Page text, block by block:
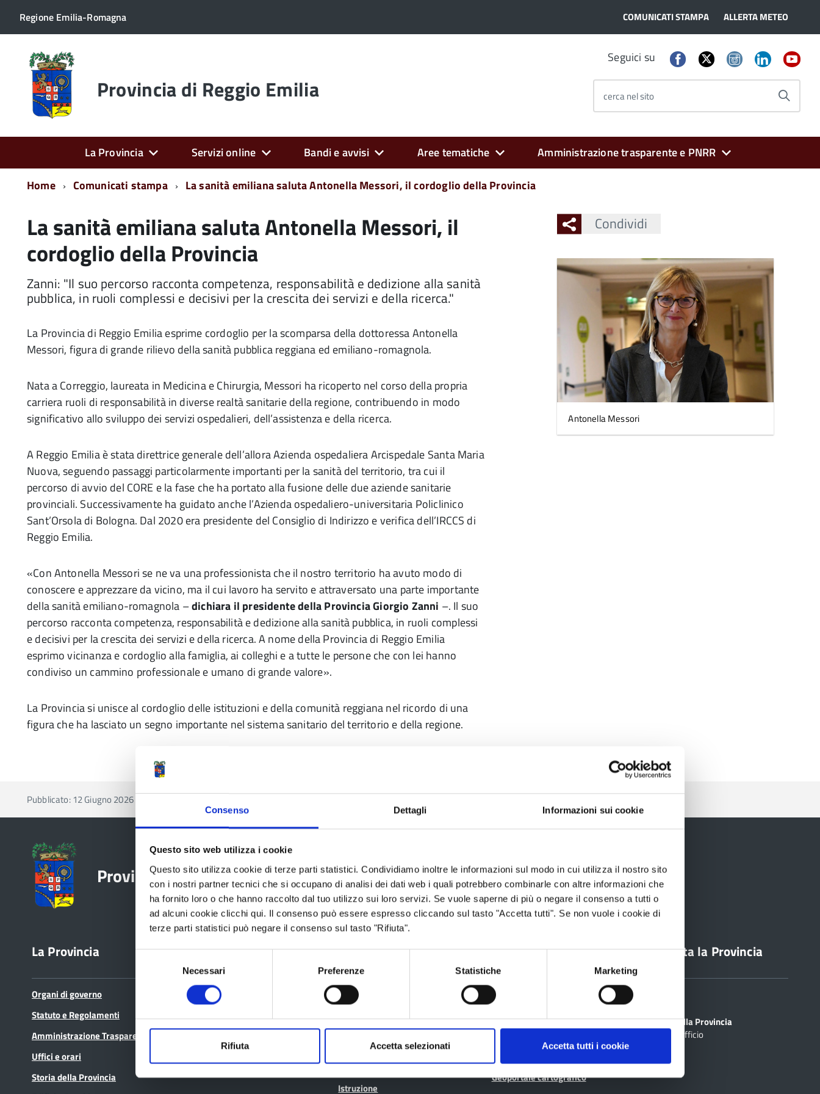
Consenso Dettagli Informazioni sui cookie
Questo sito web utilizza i cookie
Questo sito utilizza cookie di terze parti statistici. Condividiamo inoltre le informazioni sul modo in cui utilizza il nostro sito
con i nostri partner tecnici che si occupano di analisi dei dati web i quali potrebbero combinarle con altre informazioni che
ha fornito loro o che hanno raccolto dal tuo utilizzo sui loro servizi. Se vuole saperne di più o negare il consenso a tutti o
ad alcuni cookie clicchi qui. Il consenso può essere espresso cliccando sul tasto "Accetta tutti". Se non vuole i cookie di
terze parti statistici può negare il consenso sul tasto "Rifiuta".
Necessari Preferenze Statistiche Marketing
Rifiuta Accetta selezionati Accetta tutti i cookie
Regione Emilia-Romagna COMUNICATI STAMPA ALLERTA METEO
Torna
alla
home
page Provincia di Reggio Emilia
Seguici su
cerca nel sito
La Provincia Servizi online Bandi e avvisi Aree tematiche
Amministrazione trasparente e PNRR
Home
Comunicati stampa La sanità emiliana saluta Antonella Messori, il cordoglio della Provincia
La sanità emiliana saluta Antonella Messori, il
cordoglio della Provincia
Zanni: "Il suo percorso racconta competenza, responsabilità e dedizione alla sanità
pubblica, in ruoli complessi e decisivi per la crescita dei servizi e della ricerca."
La Provincia di Reggio Emilia esprime cordoglio per la scomparsa della dottoressa Antonella
Messori, figura di grande rilievo della sanità pubblica reggiana ed emiliano-romagnola.
Nata a Correggio, laureata in Medicina e Chirurgia, Messori ha ricoperto nel corso della propria
carriera ruoli di responsabilità in diverse realtà sanitarie della regione, contribuendo in modo
significativo allo sviluppo dei servizi ospedalieri, dell’assistenza e della ricerca.
A Reggio Emilia è stata direttrice generale dell’allora Azienda ospedaliera Arcispedale Santa Maria
Nuova, seguendo passaggi particolarmente importanti per la sanità del territorio, tra cui il
percorso di avvio del CORE e la fase che ha portato alla fusione delle due aziende sanitarie
provinciali. Successivamente ha guidato anche l’Azienda ospedaliero-universitaria Policlinico
Sant’Orsola di Bologna. Dal 2020 era presidente del Consiglio di Indirizzo e verifica dell’IRCCS di
Reggio Emilia.
«Con Antonella Messori se ne va una professionista che il nostro territorio ha avuto modo di
conoscere e apprezzare da vicino, ma il cui lavoro ha servito e attraversato una parte importante
della sanità emiliano-romagnola –dichiara il presidente della Provincia Giorgio Zanni –. Il suo
percorso racconta competenza, responsabilità e dedizione alla sanità pubblica, in ruoli complessi
e decisivi per la crescita dei servizi e della ricerca. A nome della Provincia di Reggio Emilia
esprimo vicinanza e cordoglio alla famiglia, ai colleghi e a tutte le persone che con lei hanno
condiviso un cammino professionale e umano di grande valore».
La Provincia si unisce al cordoglio delle istituzioni e della comunità reggiana nel ricordo di una
figura che ha lasciato un segno importante nel sistema sanitario del territorio e della regione.
Condividi
Ingrandisci
l'immagine
Antonella Messori
Pubblicato: 12 Giugno 2026
Provincia di Reggio Emilia
La Provincia
Organi di governo
Statuto e Regolamenti
Amministrazione Trasparente
Uffici e orari
Storia della Provincia
Bandi e avvisi
Bandi di gara
Avvisi pubblici
Aree tematiche
Archivio
Bilancio
Sanitaria (CTSS)
Infrastrutture, mobilità e trasporti
Istruzione
Servizi online
Albo fornitori
Albo pretorio
Geoportale cartografico
Contatta la Provincia
Scrivi alla Provincia
Cerca Ufficio